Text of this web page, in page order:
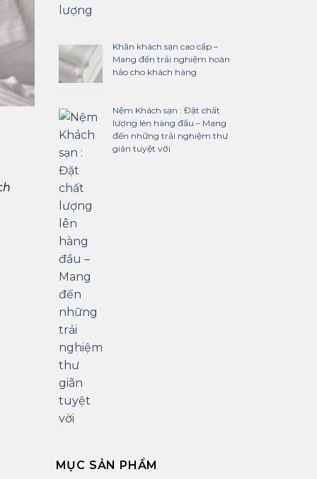
Khăn khách sạn cao cấp –
Mang đến trải nghiệm hoàn
hảo cho khách hàng
Nệm Khách sạn : Đặt chất
lượng lên hàng đầu – Mang
đến những trải nghiệm thư
giãn tuyệt vời
MỤC SẢN PHẨM